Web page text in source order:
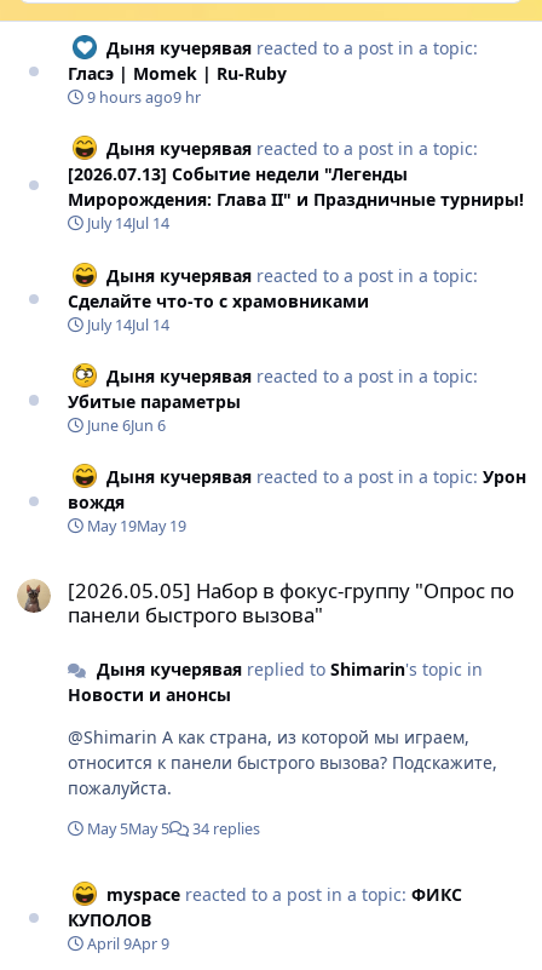
Дыня кучерявая reacted to a post in a topic:
Гласэ | Momek | Ru-Ruby
9 hours ago9 hr
Дыня кучерявая reacted to a post in a topic:
[2026.07.13] Cобытие недели "Легенды
Миророждения: Глава II" и Праздничные турниры!
July 14Jul 14
Дыня кучерявая reacted to a post in a topic:
Сделайте что-то с храмовниками
July 14Jul 14
Дыня кучерявая reacted to a post in a topic:
Убитые параметры
June 6Jun 6
Дыня кучерявая reacted to a post in a topic: Урон
вождя
May 19May 19
[2026.05.05] Набор в фокус-группу "Опрос по
панели быстрого вызова"
Дыня кучеряваяreplied to Shimarin's topic in
Новости и анонсы
@Shimarin А как страна, из которой мы играем,
относится к панели быстрого вызова? Подскажите,
пожалуйста.
May 5May 5 34 replies
myspace reacted to a post in a topic: ФИКС
КУПОЛОВ
April 9Apr 9